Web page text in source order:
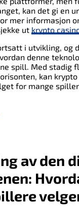
kan det gi en
mer informasjon
ut krypto
i utvikling, og
denne
spill. Med stadig
kan
for mange
av den